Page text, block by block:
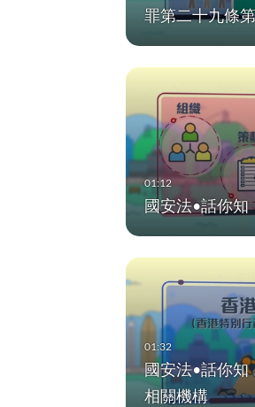
罪第二十九條
國安法•話你知
國安法•話你知
相關機構